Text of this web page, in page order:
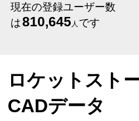
現在の登録ユーザー数
は810,645人 です
ロケットスト
CADデータ